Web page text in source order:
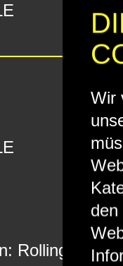
Rolling Stone
Wir
den